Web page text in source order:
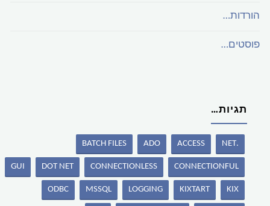
הורדות…
פוסטים…
תגיות…
.NET
ACCESS
ADO
BATCH FILES
CONNECTIONFUL
CONNECTIONLESS
DOT NET
GUI
KIX
KIXTART
LOGGING
MSSQL
ODBC